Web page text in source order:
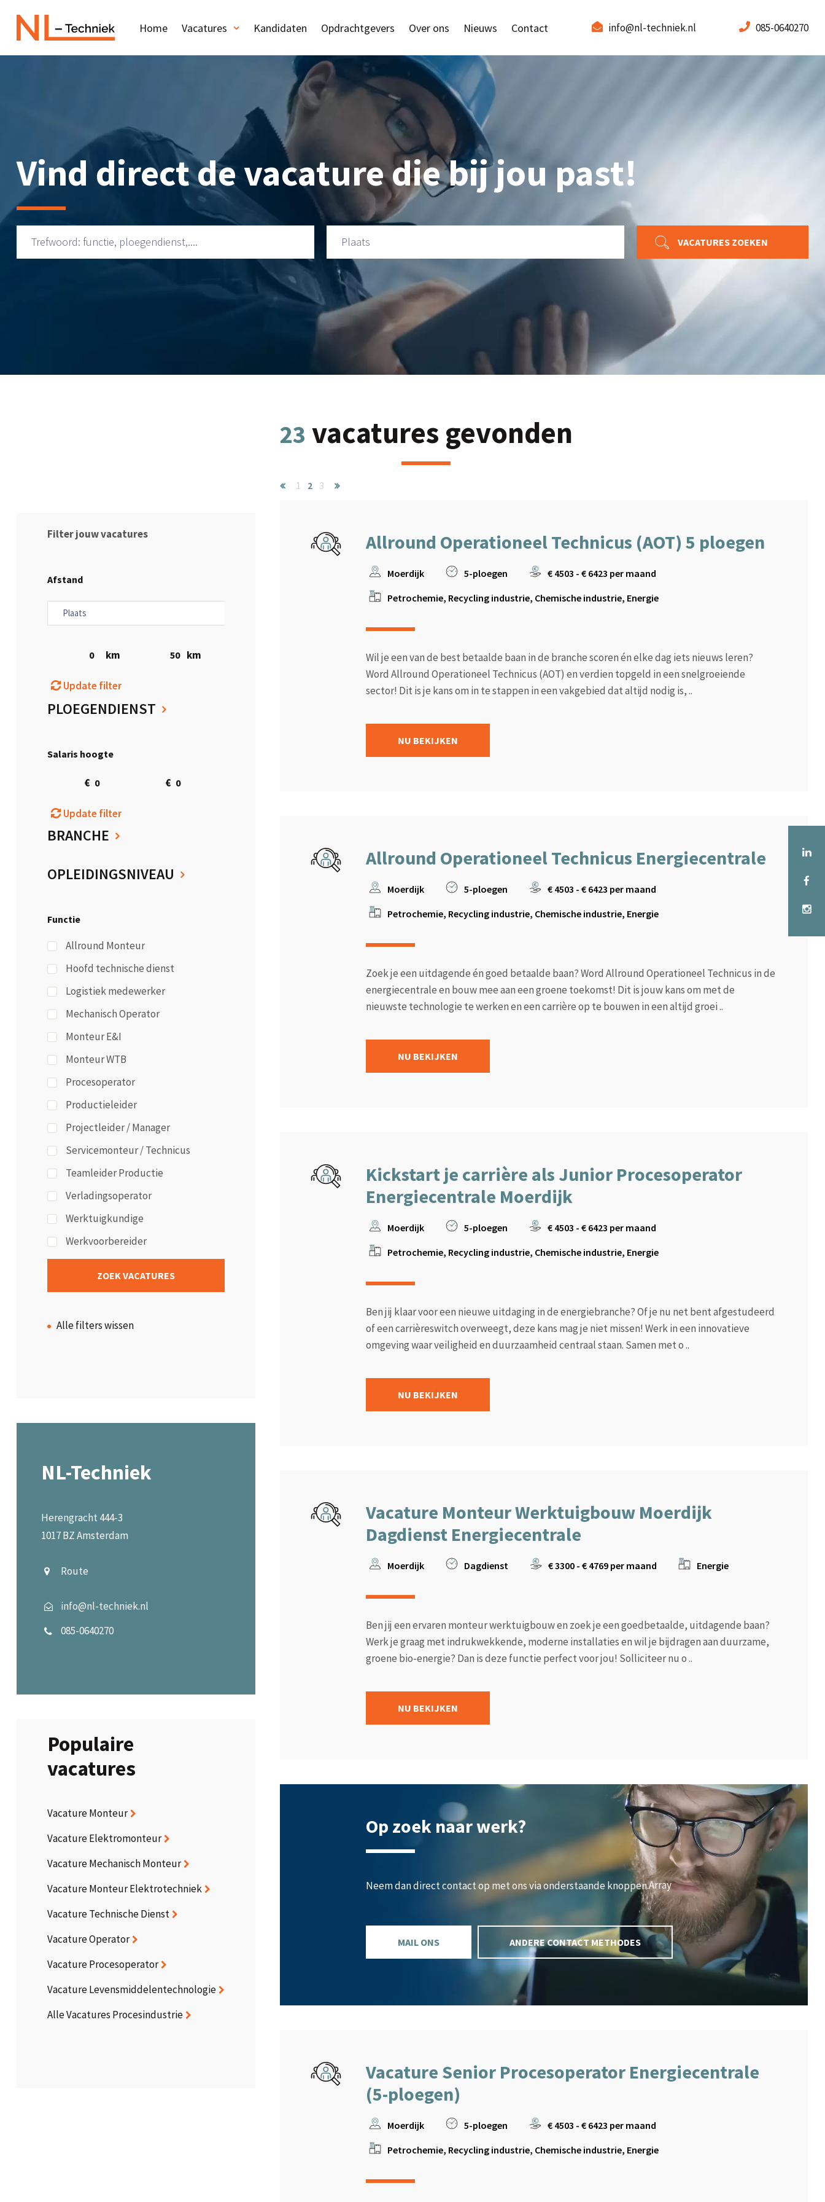
Home Vacatures Kandidaten Opdrachtgevers Over ons Nieuws Contact info@nl-techniek.nl 085-0640270
Vind direct de vacature die bij jou past!
Filter jouw vacatures
Afstand
km km
Update filter
PLOEGENDIENST
Salaris hoogte
€ €
Update filter
BRANCHE
OPLEIDINGSNIVEAU
Functie
Allround Monteur
Hoofd technische dienst
Logistiek medewerker
Mechanisch Operator
Monteur E&I
Monteur WTB
Procesoperator
Productieleider
Projectleider / Manager
Servicemonteur / Technicus
Teamleider Productie
Verladingsoperator
Werktuigkundige
Werkvoorbereider
Alle filters wissen
NL-Techniek
Herengracht 444-3
1017 BZ Amsterdam
Route
info@nl-techniek.nl
085-0640270
Populaire
vacatures
Vacature Monteur
Vacature Elektromonteur
Vacature Mechanisch Monteur
Vacature Monteur Elektrotechniek
Vacature Technische Dienst
Vacature Operator
Vacature Procesoperator
Vacature Levensmiddelentechnologie
Alle Vacatures Procesindustrie
23 vacatures gevonden
1 2 3
Allround Operationeel Technicus (AOT) 5 ploegen
Moerdijk 5-ploegen € 4503 - € 6423 per maand
Petrochemie, Recycling industrie, Chemische industrie, Energie
Wil je een van de best betaalde baan in de branche scoren én elke dag iets nieuws leren?
Word Allround Operationeel Technicus (AOT) en verdien topgeld in een snelgroeiende
sector! Dit is je kans om in te stappen in een vakgebied dat altijd nodig is, ..
NU BEKIJKEN
Allround Operationeel Technicus Energiecentrale
Moerdijk 5-ploegen € 4503 - € 6423 per maand
Petrochemie, Recycling industrie, Chemische industrie, Energie
Zoek je een uitdagende én goed betaalde baan? Word Allround Operationeel Technicus in de
energiecentrale en bouw mee aan een groene toekomst! Dit is jouw kans om met de
nieuwste technologie te werken en een carrière op te bouwen in een altijd groei ..
NU BEKIJKEN
Kickstart je carrière als Junior Procesoperator
Energiecentrale Moerdijk
Moerdijk 5-ploegen € 4503 - € 6423 per maand
Petrochemie, Recycling industrie, Chemische industrie, Energie
Ben jij klaar voor een nieuwe uitdaging in de energiebranche? Of je nu net bent afgestudeerd
of een carrièreswitch overweegt, deze kans mag je niet missen! Werk in een innovatieve
omgeving waar veiligheid en duurzaamheid centraal staan. Samen met o ..
NU BEKIJKEN
Vacature Monteur Werktuigbouw Moerdijk
Dagdienst Energiecentrale
Moerdijk Dagdienst €3300 - € 4769 per maand Energie
Ben jij een ervaren monteur werktuigbouw en zoek je een goedbetaalde, uitdagende baan?
Werk je graag met indrukwekkende, moderne installaties en wil je bijdragen aan duurzame,
groene bio-energie? Dan is deze functie perfect voor jou! Solliciteer nu o ..
NU BEKIJKEN
Op zoek naar werk?
Neem dan direct contact op met ons via onderstaande knoppen.Array
MAIL ONS ANDERE CONTACT METHODES
Vacature Senior Procesoperator Energiecentrale
(5-ploegen)
Moerdijk 5-ploegen € 4503 - € 6423 per maand
Petrochemie, Recycling industrie, Chemische industrie, Energie